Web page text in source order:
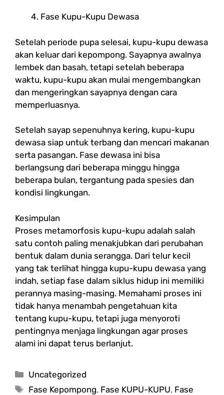
Fase Kupu-Kupu Dewasa
Setelah periode pupa selesai, kupu-kupu dewasa
akan keluar dari kepompong. Sayapnya awalnya
lembek dan basah, tetapi setelah beberapa
waktu, kupu-kupu akan mulai mengembangkan
dan mengeringkan sayapnya dengan cara
memperluasnya.
Setelah sayap sepenuhnya kering, kupu-kupu
dewasa siap untuk terbang dan mencari makanan
serta pasangan. Fase dewasa ini bisa
berlangsung dari beberapa minggu hingga
beberapa bulan, tergantung pada spesies dan
kondisi lingkungan.
Kesimpulan
Proses metamorfosis kupu-kupu adalah salah
satu contoh paling menakjubkan dari perubahan
bentuk dalam dunia serangga. Dari telur kecil
yang tak terlihat hingga kupu-kupu dewasa yang
indah, setiap fase dalam siklus hidup ini memiliki
perannya masing-masing. Memahami proses ini
tidak hanya menambah pengetahuan kita
tentang kupu-kupu, tetapi juga menyoroti
pentingnya menjaga lingkungan agar proses
alami ini dapat terus berlanjut.
Categories
Uncategorized
Tags
Fase Kepompong, Fase KUPU-KUPU, Fase